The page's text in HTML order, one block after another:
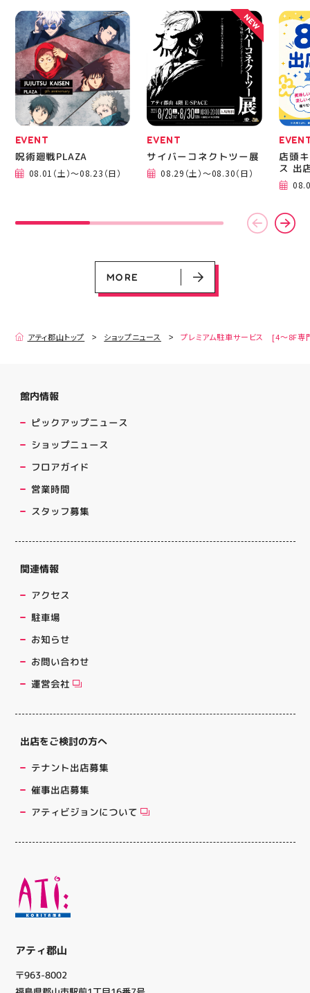
08.01（土）～08.23（日）
08.29（土）～08.30（日）
レンダー
評営業中！
車サービス
専門店対象]
教室 #ハンドメイドショ
ップ 手作り好きさんと
繋がりたい 郡山市
EVENT
呪術廻戦PLAZA
08.01（土）～08.23（日）
EVENT
サイバーコネクトツー展
08.29（土）～08.30（日）
NEW
店頭
ス 出
MORE
アティ郡山トップ ショップニュース プレミアム駐車サービス [4～8F専
アティ郡山
〒963-8002
館内情報
ピックアップニュース
ショップニュース
フロアガイド
営業時間
スタッフ募集
関連情報
アクセス
駐車場
お知らせ
お問い合わせ
運営会社
出店をご検討の方へ
テナント出店募集
催事出店募集
アティビジョンについて